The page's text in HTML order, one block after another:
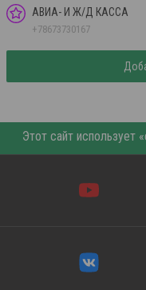
АВИА- И Ж/Д КАССА
+78673730167